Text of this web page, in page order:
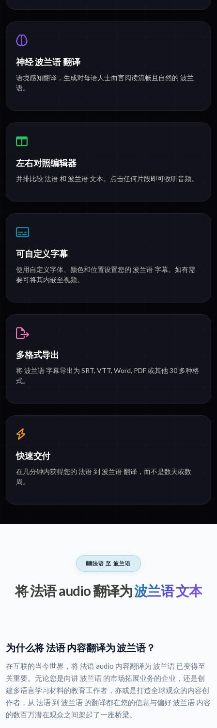
神经 波兰语 翻译
语境感知翻译，生成对母语人士而言阅读流畅且自然的 波兰
语。
左右对照编辑器
并排比较 法语 和 波兰语 文本。点击任何片段即可收听音频。
可自定义字幕
使用自定义字体、颜色和位置设置您的 波兰语 字幕。如有需
要可将其内嵌至视频。
多格式导出
将 波兰语 字幕导出为 SRT, VTT, Word, PDF 或其他 30 多种格
式。
快速交付
在几分钟内获得您的 法语 到 波兰语 翻译，而不是数天或数
周。
法语 至 波兰语
将 法语 audio 翻译为波兰语 文本
为什么将 法语 内容翻译为 波兰语？
在互联的当今世界，将 法语 audio 内容翻译为 波兰语 已变得至
关重要。无论您是向讲 波兰语 的市场拓展业务的企业，还是创
建多语言学习材料的教育工作者，亦或是打造全球观众的内容创
作者，从 法语 到 波兰语 的翻译都在您的信息与偏好 波兰语 内容
的数百万潜在观众之间架起了一座桥梁。